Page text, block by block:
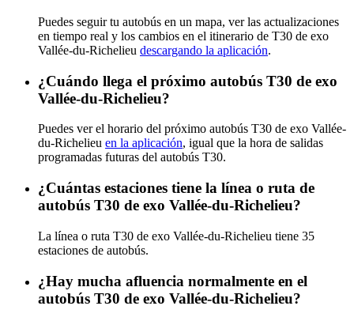
Puedes seguir tu autobús en un mapa, ver las actualizaciones
en tiempo real y los cambios en el itinerario de T30 de exo
Vallée-du-Richelieu descargando la aplicación.
¿Cuándo llega el próximo autobús T30 de exo
Vallée-du-Richelieu?
Puedes ver el horario del próximo autobús T30 de exo Vallée-
du-Richelieu en la aplicación, igual que la hora de salidas
programadas futuras del autobús T30.
¿Cuántas estaciones tiene la línea o ruta de
autobús T30 de exo Vallée-du-Richelieu?
La línea o ruta T30 de exo Vallée-du-Richelieu tiene 35
estaciones de autobús.
¿Hay mucha afluencia normalmente en el
autobús T30 de exo Vallée-du-Richelieu?